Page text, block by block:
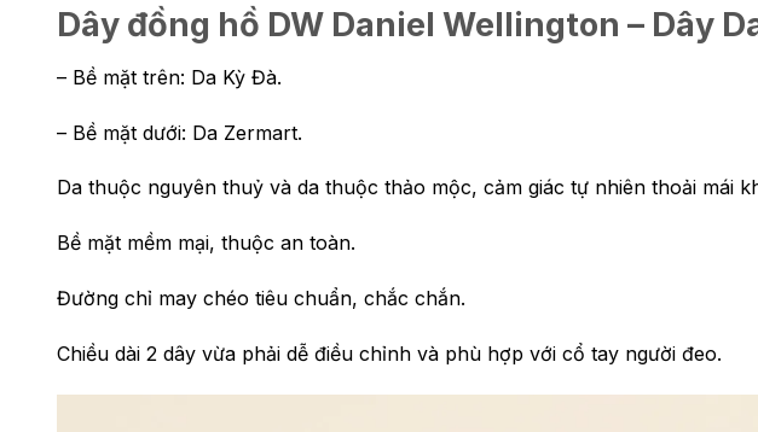
Dây đồng hồ DW Daniel Wellington – Dây
– Bề mặt trên: Da Kỳ Đà.
– Bề mặt dưới: Da Zermart.
Da thuộc nguyên thuỷ và da thuộc thảo mộc, cảm giác tự nhiên thoải mái
Bề mặt mềm mại, thuộc an toàn.
Đường chỉ may chéo tiêu chuẩn, chắc chắn.
Chiều dài 2 dây vừa phải dễ điều chỉnh và phù hợp với cổ tay người đeo.